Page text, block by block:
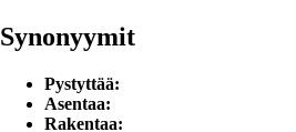
Synonyymit
Pystyttää:
Asentaa:
Rakentaa: